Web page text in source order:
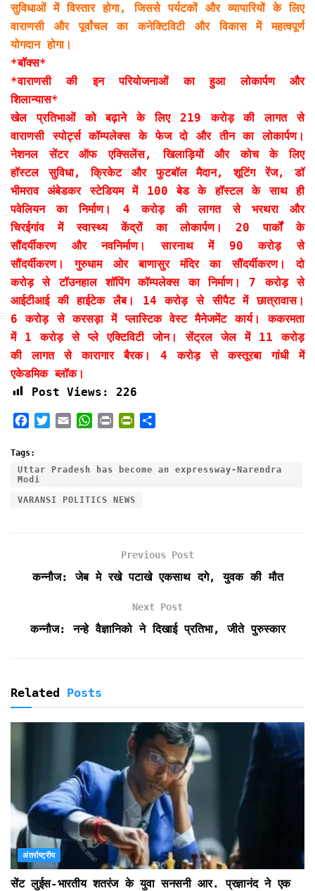
सुविधाओं में विस्तार होगा, जिससे पर्यटकों और व्यापारियों के लिए
वाराणसी और पूर्वांचल का कनेक्टिविटी और विकास में महत्वपूर्ण
योगदान होगा।
*बॉक्स*
*वाराणसी की इन परियोजनाओं का हुआ लोकार्पण और
शिलान्यास*
खेल प्रतिभाओं को बढ़ाने के लिए 219 करोड़ की लागत से
वाराणसी स्पोर्ट्स कॉम्पलेक्स के फेज दो और तीन का लोकार्पण।
नेशनल सेंटर ऑफ एक्सिलेंस, खिलाड़ियों और कोच के लिए
हॉस्टल सुविधा, क्रिकेट और फुटबॉल मैदान, शूटिंग रेंज, डॉ
भीमराव अंबेडकर स्टेडियम में 100 बेड के हॉस्टल के साथ ही
पवेलियन का निर्माण। 4 करोड़ की लागत से भरथरा और
चिरईगांव में स्वास्थ्य केंद्रों का लोकार्पण। 20 पार्कों के
सौंदर्यीकरण और नवनिर्माण। सारनाथ में 90 करोड़ से
सौंदर्यीकरण। गुरुधाम ओर बाणासुर मंदिर का सौंदर्यीकरण। दो
करोड़ से टॉउनहाल शॉपिंग कॉम्पलेक्स का निर्माण। 7 करोड़ से
आईटीआई की हाईटेक लैब। 14 करोड़ से सीपैट में छात्रावास।
6 करोड़ से करसड़ा में प्लास्टिक वेस्ट मैनेजमेंट कार्य। ककरमता
में 1 करोड़ से प्ले एक्टिविटी जोन। सेंट्रल जेल में 11 करोड़
की लागत से कारागार बैरक। 4 करोड़ से कस्तूरबा गांधी में
एकेडमिक ब्लॉक।
Post Views:
226
c
e
b
o
t
e
i
t
A
n
n
F
n
d
y
r
Tags:
Uttar Pradesh has become an expressway-Narendra
Modi
VARANSI POLITICS NEWS
Previous Post
कन्नौज: जेब मे रखे पटाखे एकसाथ दगे, युवक की मौत
Next Post
कन्नौज: नन्हे वैज्ञानिको ने दिखाई प्रतिभा, जीते पुरुस्कार
Related Posts
अंतर्राष्ट्रीय
सेंट लुईस-भारतीय शतरंज के युवा सनसनी आर. प्रज्ञानंद ने एक